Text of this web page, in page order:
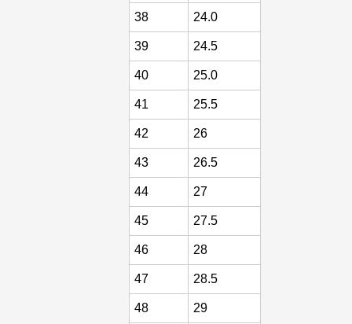
38 24.0
39 24.5
40 25.0
41 25.5
42 26
43 26.5
44 27
45 27.5
46 28
47 28.5
48 29